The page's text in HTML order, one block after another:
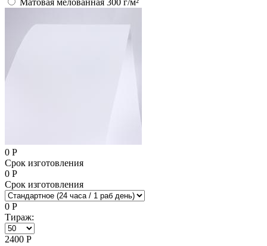
0 Р
Срок изготовления
0 Р
Срок изготовления
0 Р
Тираж:
2400 Р